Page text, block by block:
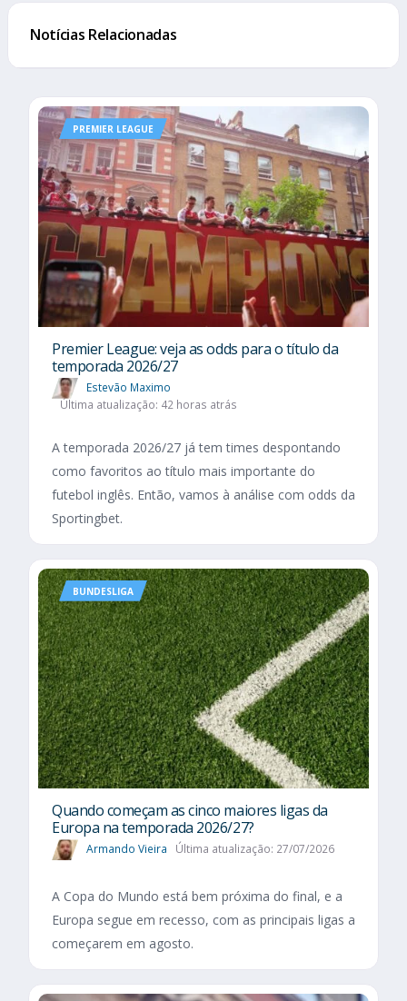
Notícias Relacionadas
PREMIER LEAGUE
Premier League: veja as odds para o título da
temporada 2026/27
Estevão Maximo
Última atualização: 42 horas atrás
A temporada 2026/27 já tem times despontando
como favoritos ao título mais importante do
futebol inglês. Então, vamos à análise com odds da
Sportingbet.
BUNDESLIGA
Quando começam as cinco maiores ligas da
Europa na temporada 2026/27?
Armando Vieira Última atualização: 27/07/2026
A Copa do Mundo está bem próxima do final, e a
Europa segue em recesso, com as principais ligas a
começarem em agosto.